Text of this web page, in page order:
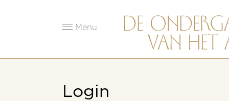
Menu
Login